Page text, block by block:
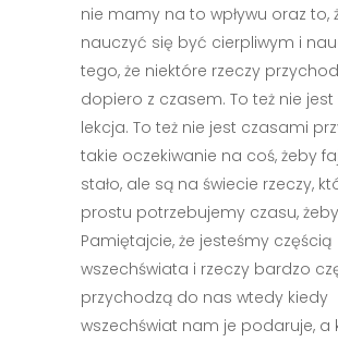
nie mamy na to wpływu oraz to,
nauczyć się być cierpliwym i
tego, że niektóre rzeczy
dopiero z czasem. To też nie jest
lekcja. To też nie jest czasami
takie oczekiwanie na coś, żeby
stało, ale są na świecie rzeczy,
prostu potrzebujemy czasu,
Pamiętajcie, że jesteśmy częścią
wszechświata i rzeczy bardzo
przychodzą do nas wtedy kiedy
wszechświat nam je podaruje, a